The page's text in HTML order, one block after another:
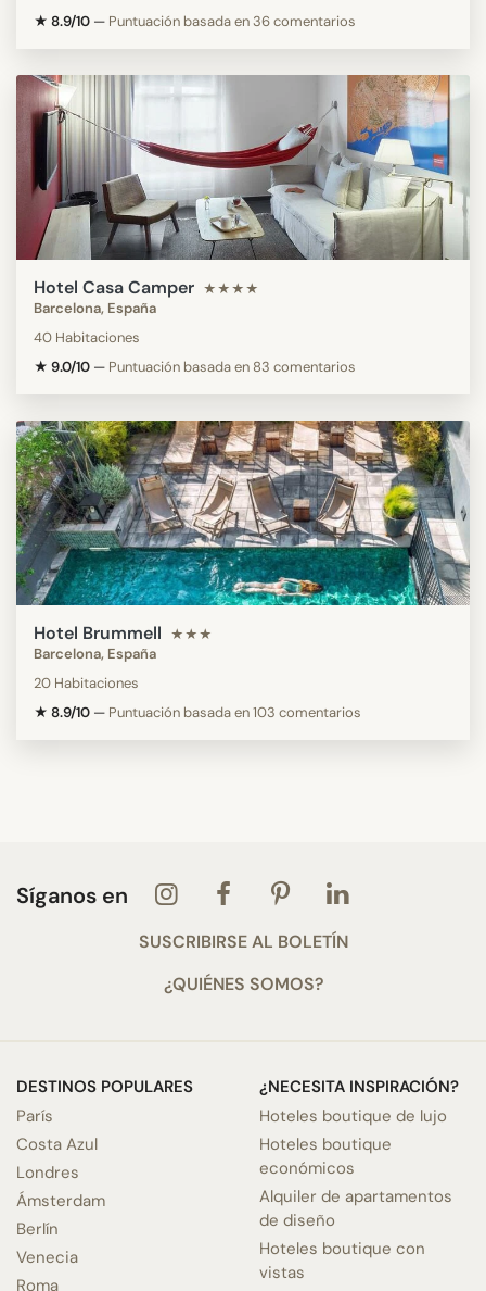
★ 8.9/10 — Puntuación basada en 36 comentarios
Hotel Casa Camper ★★★★
Barcelona, España
40 Habitaciones
★ 9.0/10 — Puntuación basada en 83 comentarios
Hotel Brummell ★★★
Barcelona, España
20 Habitaciones
★ 8.9/10 — Puntuación basada en 103 comentarios
Síganos en
SUSCRIBIRSE AL BOLETÍN
¿QUIÉNES SOMOS?
DESTINOS POPULARES
París
Costa Azul
Londres
Ámsterdam
Berlín
Venecia
Roma
¿NECESITA INSPIRACIÓN?
Hoteles boutique de lujo
Hoteles boutique
económicos
Alquiler de apartamentos
de diseño
Hoteles boutique con
vistas